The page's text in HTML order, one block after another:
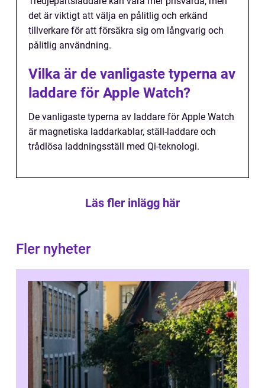
det är viktigt att välja en pålitlig och erkänd
tillverkare för att försäkra sig om långvarig och
pålitlig användning.
Vilka är de vanligaste typerna av
laddare för Apple Watch?
De vanligaste typerna av laddare för Apple Watch
är magnetiska laddarkablar, ställ-laddare och
trådlösa laddningsställ med Qi-teknologi.
Läs fler inlägg här
Fler nyheter